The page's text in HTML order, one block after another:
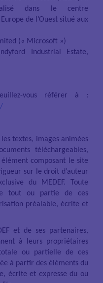
dans le centre
de l’Ouest situé aux
(« Microsoft »)
Industrial Estate,
vous référer à :
textes, images animées
téléchargeables,
composant le site
sur le droit d’auteur
du MEDEF. Toute
tout ou partie de ces
préalable, écrite et
et de ses partenaires,
à leurs propriétaires
ou partielle de ces
à partir des éléments du
écrite et expresse du ou